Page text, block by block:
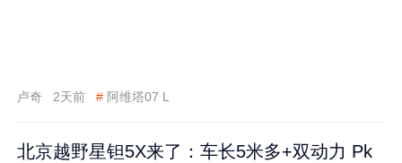
卢奇 2天前 # 阿维塔07 L
北京越野星钽5X来了：车长5米多+双动力 Pk